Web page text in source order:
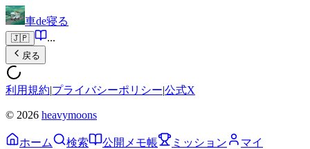
車de寝る
🇯🇵 ...
戻る
利用規約|プライバシーポリシー|公式X
© 2026 heavymoons
ホーム 検索 公開メモ帳 ミッション マイ